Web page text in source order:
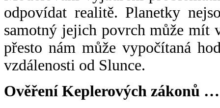
odpovídat realitě. Planetky
samotný jejich povrch může mít
přesto nám může vypočítaná
vzdálenosti od Slunce.
Ověření Keplerových zákonů …